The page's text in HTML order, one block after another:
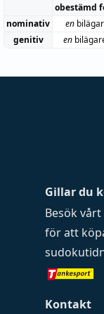
obestämd
nominativ
en
genitiv
en
Gillar du
Besök
för att
Kontakt